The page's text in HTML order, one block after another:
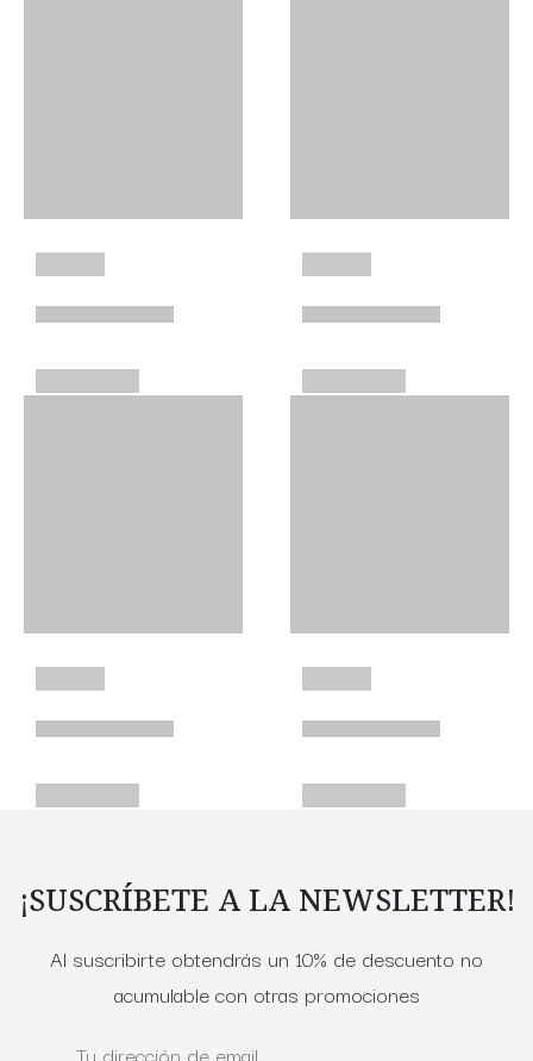
¡SUSCRÍBETE A LA NEWSLETTER!
Al suscribirte obtendrás un 10% de descuento no
acumulable con otras promociones